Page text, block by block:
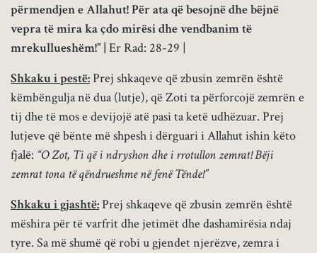
përmendjen e Allahut! Për ata që besojnë dhe bëjnë
vepra të mira ka çdo mirësi dhe vendbanim të
mrekullueshëm!” | Er Rad: 28-29 |
Shkaku i pestë:Prej shkaqeve që zbusin zemrën është
këmbëngulja në dua (lutje), që Zoti ta përforcojë zemrën e
tij dhe të mos e devijojë atë pasi ta ketë udhëzuar. Prej
lutjeve që bënte më shpesh i dërguari i Allahut ishin këto
fjalë: “O Zot, Ti që i ndryshon dhe i rrotullon zemrat! Bëji
zemrat tona të qëndrueshme në fenë Tënde!”
Shkaku i gjashtë:Prej shkaqeve që zbusin zemrën është
mëshira për të varfrit dhe jetimët dhe dashamirësia ndaj
tyre. Sa më shumë që robi u gjendet njerëzve, zemra i